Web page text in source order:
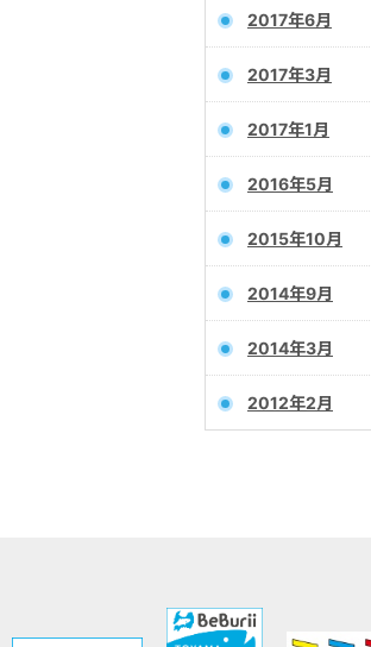
2017年6月
2017年3月
2017年1月
2016年5月
2015年10月
2014年9月
2014年3月
2012年2月